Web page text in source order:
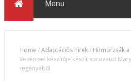
Home /Adaptációs hírek/ Hírmorzsák
Vezércsel készítője készít sorozatot
regényéből